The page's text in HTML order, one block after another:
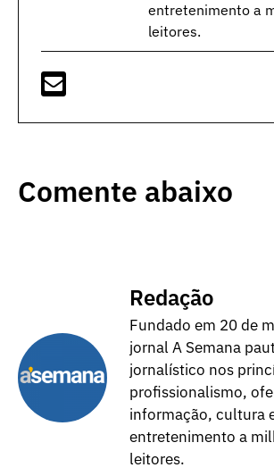
entretenimento a
leitores.
Comente abaixo
Redação
Fundado em 20 de
jornal A Semana
jornalístico nos
profissionalismo,
informação, cultura
entretenimento a
leitores.